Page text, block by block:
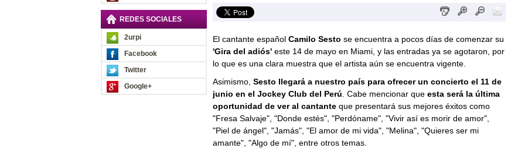
REDES SOCIALES
2urpi
Facebook
Twitter
Google+
El cantante españolCamilo Sesto se encuentra a pocos días de comenzar su
'Gira del adiós'este 14 de mayo en Miami, y las entradas ya se agotaron, por
lo que es una clara muestra que el artista aún se encuentra vigente.
Asimismo, Sesto llegará a nuestro país para ofrecer un concierto el 11 de
junio en el Jockey Club del Perú . Cabe mencionar que esta será la última
oportunidad de ver al cantante que presentará sus mejores éxitos como
"Fresa Salvaje", "Donde estés", "Perdóname", "Vivir así es morir de amor",
"Piel de ángel", "Jamás", "El amor de mi vida", "Melina", "Quieres ser mi
amante", "Algo de mí", entre otros temas.